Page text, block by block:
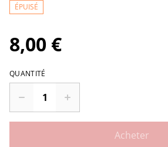
ÉPUISÉ
8,00 €
QUANTITÉ
Acheter